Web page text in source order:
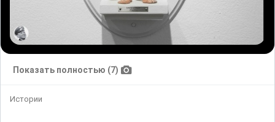
Показать полностью (7)
Истории